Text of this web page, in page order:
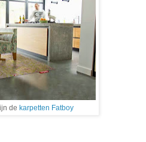
de karpetten Fatboy